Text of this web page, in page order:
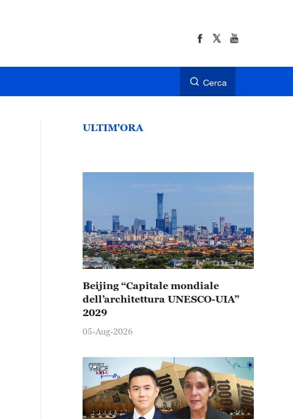
Cerca
ULTIM'ORA
Beijing “Capitale mondiale
dell’architettura UNESCO-UIA”
2029
05-Aug-2026